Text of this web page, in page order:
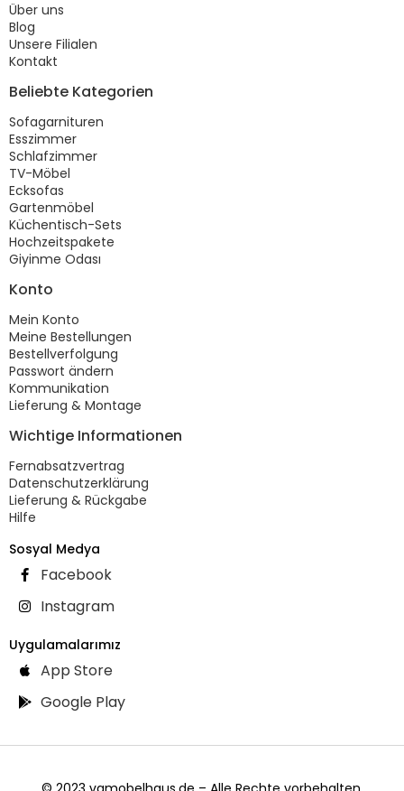
Über uns
Blog
Unsere Filialen
Kontakt
Beliebte Kategorien
Sofagarnituren
Esszimmer
Schlafzimmer
TV-Möbel
Ecksofas
Gartenmöbel
Küchentisch-Sets
Hochzeitspakete
Giyinme Odası
Konto
Mein Konto
Meine Bestellungen
Bestellverfolgung
Passwort ändern
Kommunikation
Lieferung & Montage
Wichtige Informationen
Fernabsatzvertrag
Datenschutzerklärung
Lieferung & Rückgabe
Hilfe
Sosyal Medya
Facebook
Instagram
Uygulamalarımız
App Store
Google Play